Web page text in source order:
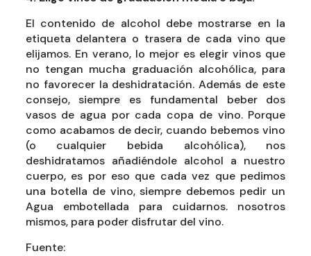
El contenido de alcohol debe mostrarse en la
etiqueta delantera o trasera de cada vino que
elijamos. En verano, lo mejor es elegir vinos que
no tengan mucha graduación alcohólica, para
no favorecer la deshidratación. Además de este
consejo, siempre es fundamental beber dos
vasos de agua por cada copa de vino. Porque
como acabamos de decir, cuando bebemos vino
(o cualquier bebida alcohólica), nos
deshidratamos añadiéndole alcohol a nuestro
cuerpo, es por eso que cada vez que pedimos
una botella de vino, siempre debemos pedir un
Agua embotellada para cuidarnos. nosotros
mismos, para poder disfrutar del vino.
Fuente: